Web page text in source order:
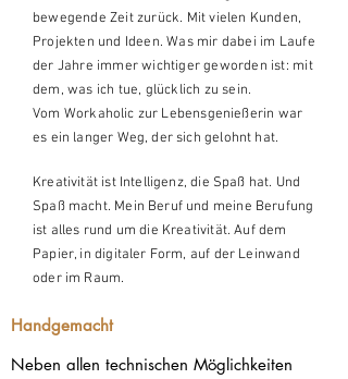
bewegende Zeit zurück. Mit vielen Kunden,
Projekten und Ideen. Was mir dabei im Laufe
der Jahre immer wichtiger geworden ist: mit
dem, was ich tue, glücklich zu sein.
Vom Workaholic zur Lebensgenießerin war
es ein langer Weg, der sich gelohnt hat.
Kreativität ist Intelligenz, die Spaß hat. Und
Spaß macht. Mein Beruf und meine Berufung
ist alles rund um die Kreativität. Auf dem
Papier, in digitaler Form, auf der Leinwand
oder im Raum.
Handgemacht
Neben allen technischen Möglichkeiten